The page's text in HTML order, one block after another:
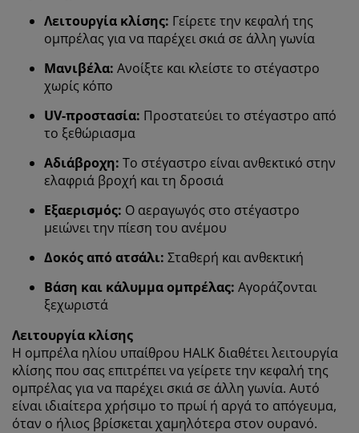
Λειτουργία κλίσης: Γείρετε την κεφαλή της
ομπρέλας για να παρέχει σκιά σε άλλη γωνία
Μανιβέλα: Ανοίξτε και κλείστε το στέγαστρο
χωρίς κόπο
UV-προστασία: Προστατεύει το στέγαστρο από
το ξεθώριασμα
Αδιάβροχη: Το στέγαστρο είναι ανθεκτικό στην
ελαφριά βροχή και τη δροσιά
Εξαερισμός: Ο αεραγωγός στο στέγαστρο
μειώνει την πίεση του ανέμου
Δοκός από ατσάλι: Σταθερή και ανθεκτική
Βάση και κάλυμμα ομπρέλας: Αγοράζονται
ξεχωριστά
Λειτουργία κλίσης
Η ομπρέλα ηλίου υπαίθρου HALK διαθέτει λειτουργία
κλίσης που σας επιτρέπει να γείρετε την κεφαλή της
ομπρέλας για να παρέχει σκιά σε άλλη γωνία. Αυτό
είναι ιδιαίτερα χρήσιμο το πρωί ή αργά το απόγευμα,
όταν ο ήλιος βρίσκεται χαμηλότερα στον ουρανό.
Στη JYSK χρησιμοποιούμε cookies και αναγνωριστικά
κινητών τηλεφώνων για να εξασφαλίσουμε μια καλή
εμπειρία κατά την επίσκεψη στον ιστότοπό μας. Τα
cookies συλλέγουν πληροφορίες σχετικά με εσάς για
την εξασφάλιση λειτουργικότητας, στατιστικών
στοιχείων και σχετικού μάρκετινγκ υλικού.
Όταν αποδέχεστε τα διαφημιστικά cookies, θα
μοιραστούμε τα δεδομένα περιήγησής σας με
συνεργάτες μάρκετινγκ (π.χ. Google, Meta και TikTok)
Μπορείτε να διαβάσετε περισσότερα σχετικά με τους
σκοπούς στην ενότητα «Τροποποίηση» και να
κάνοντας κλικ στο εικονίδιο του cookie. Κάνοντας κλικ
στην επιλογή «Αποδοχή όλων», συναινείτε και στους
τρεις σκοπούς. Διαβάστε περισσότερα σχετικά με τη
συλλογή και την επεξεργασία προσωπικών
δεδομένων και την πολιτική μας